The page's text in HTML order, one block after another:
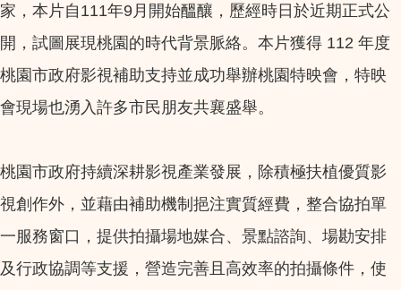
家，本片自111年9月開始醞釀，歷經時日於近期正式公
開，試圖展現桃園的時代背景脈絡。本片獲得 112 年度
桃園市政府影視補助支持並成功舉辦桃園特映會，特映
會現場也湧入許多市民朋友共襄盛舉。
桃園市政府持續深耕影視產業發展，除積極扶植優質影
視創作外，並藉由補助機制挹注實質經費，整合協拍單
一服務窗口，提供拍攝場地媒合、景點諮詢、場勘安排
及行政協調等支援，營造完善且高效率的拍攝條件，使